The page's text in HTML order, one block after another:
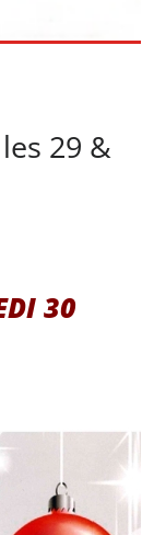
les 29 &
30